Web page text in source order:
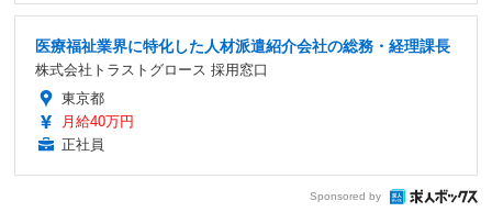
医療福祉業界に特化した人材派遣紹介会社の総務・経理課長
株式会社トラストグロース 採用窓口
東京都
月給40万円
正社員
Sponsored by